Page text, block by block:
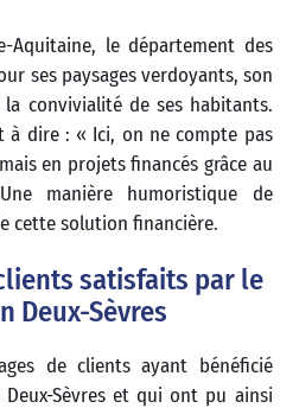
Aquitaine, le département des
ses paysages verdoyants, son
convivialité de ses habitants.
à dire : « Ici, on ne compte pas
en projets financés grâce au
manière humoristique de
cette solution financière.
satisfaits par le
Deux-Sèvres
de clients ayant bénéficié
Sèvres et qui ont pu ainsi